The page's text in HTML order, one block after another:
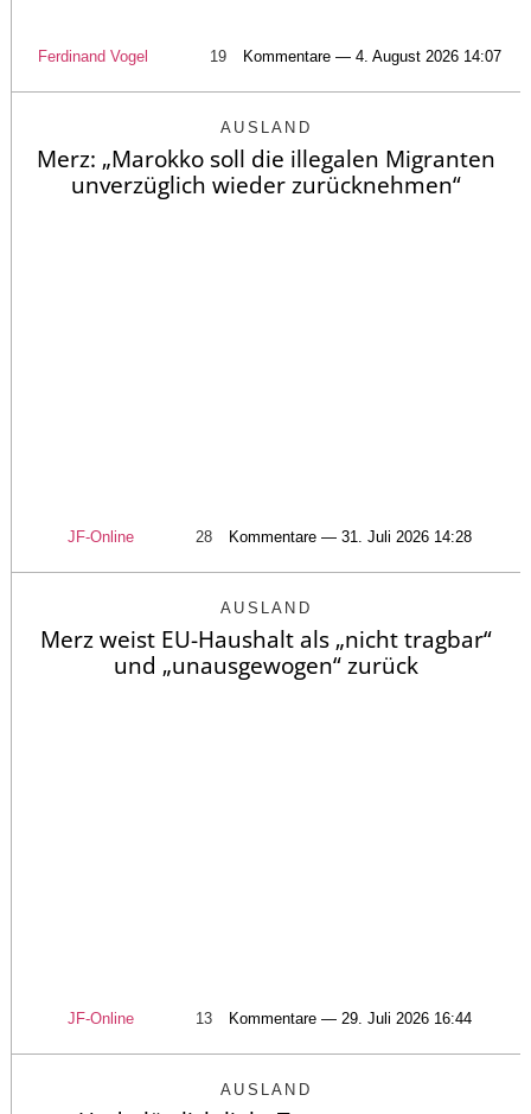
Ferdinand Vogel 19 Kommentare — 4. August 2026 14:07
AUSLAND
Merz: „Marokko soll die illegalen Migranten
unverzüglich wieder zurücknehmen“
JF-Online 28 Kommentare — 31. Juli 2026 14:28
AUSLAND
Merz weist EU-Haushalt als „nicht tragbar“
und „unausgewogen“ zurück
JF-Online 13 Kommentare — 29. Juli 2026 16:44
AUSLAND